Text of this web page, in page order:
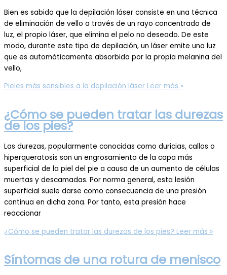
Bien es sabido que la depilación láser consiste en una técnica
de eliminación de vello a través de un rayo concentrado de
luz, el propio láser, que elimina el pelo no deseado. De este
modo, durante este tipo de depilación, un láser emite una luz
que es automáticamente absorbida por la propia melanina del
vello,
Pieles más sensibles a la depilación láser Leer más »
¿Cómo se pueden tratar las durezas
de los pies?
Las durezas, popularmente conocidas como duricias, callos o
hiperqueratosis son un engrosamiento de la capa más
superficial de la piel del pie a causa de un aumento de células
muertas y descamadas. Por norma general, esta lesión
superficial suele darse como consecuencia de una presión
continua en dicha zona. Por tanto, esta presión hace
reaccionar
¿Cómo se pueden tratar las durezas de los pies? Leer más »
Síntomas de una rotura de menisco